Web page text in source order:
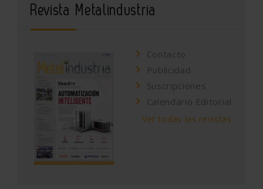
Revista Metalindustria
Contacto
Publicidad
Suscripciones
Calendario Editorial
Ver todas las revistas